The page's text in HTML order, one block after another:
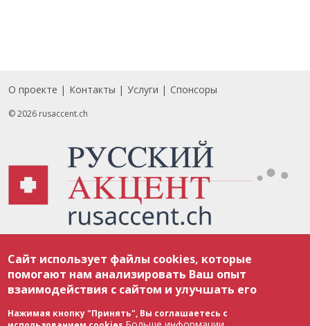
Footer
О проекте Контакты Услуги Спонсоры
© 2026 rusaccent.ch
соответствии с законодательством Швейцарии об авторском праве и
международными соглашениями. Полное или частичное использование
материалов возможно только с разрешения редакции. В случае полного
или частичного воспроизведения материалов сайта rusaccent.ch,
ОБЯЗАТЕЛЬНА АКТИВНАЯ ГИПЕРССЫЛКА на конкретный заимствованный
текст. Фотоизображения, размещенные редакцией rusaccent.ch, являются
ее исключительной собственностью. Полное или частичное
Сайт использует файлы cookies, которые
помогают нам анализировать Ваш опыт
взаимодействия с сайтом и улучшать его
Нажимая кнопку "Принять", Вы соглашаетесь с